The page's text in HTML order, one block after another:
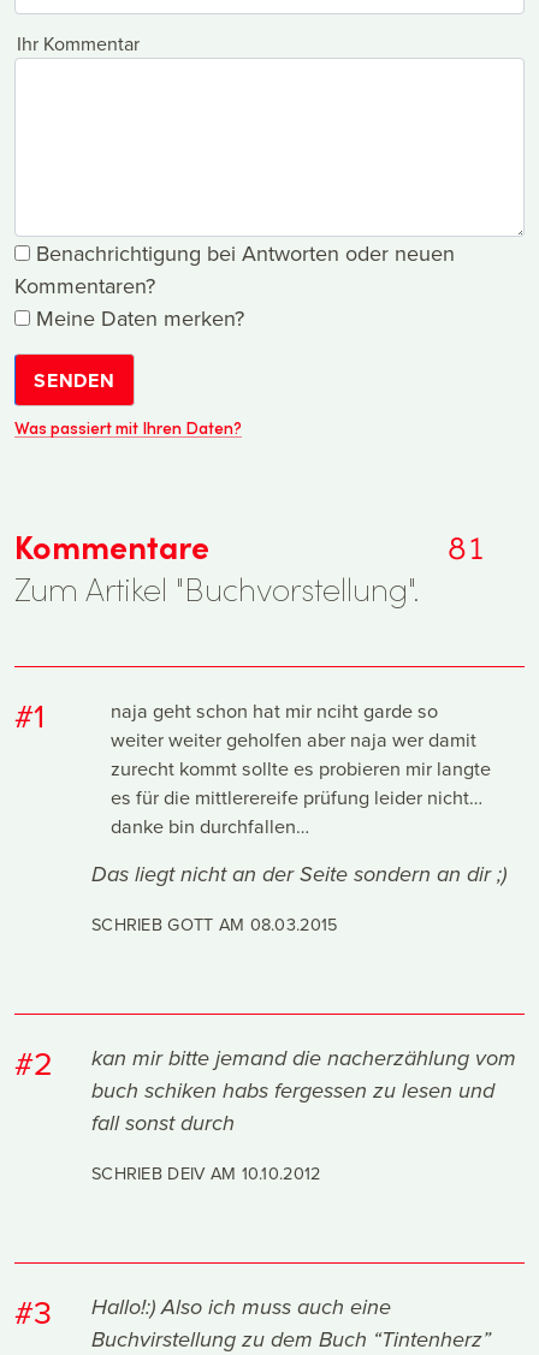
Ihr Kommentar
Benachrichtigung bei Antworten oder neuen
Kommentaren?
Meine Daten merken?
SENDEN
Was passiert mit Ihren Daten?
Kommentare
81
Zum Artikel "Buchvorstellung".
#1
naja geht schon hat mir nciht garde so
weiter weiter geholfen aber naja wer damit
zurecht kommt sollte es probieren mir langte
es für die mittlerereife prüfung leider nicht…
danke bin durchfallen…
Das liegt nicht an der Seite sondern an dir ;)
SCHRIEB GOTT AM 08.03.2015
#2
kan mir bitte jemand die nacherzählung vom
buch schiken habs fergessen zu lesen und
fall sonst durch
SCHRIEB DEIV AM 10.10.2012
#3
Hallo!:) Also ich muss auch eine
Buchvirstellung zu dem Buch “Tintenherz”